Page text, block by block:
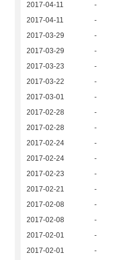
2017-04-11
-
2017-04-11
-
2017-03-29
-
2017-03-29
-
2017-03-23
-
2017-03-22
-
2017-03-01
-
2017-02-28
-
2017-02-28
-
2017-02-24
-
2017-02-24
-
2017-02-23
-
2017-02-21
-
2017-02-08
-
2017-02-08
-
2017-02-01
-
2017-02-01
-